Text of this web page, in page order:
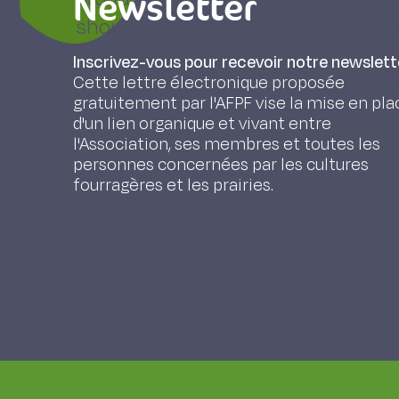
should be possible in view of the
intensified meat production per
concerns the animals.These
rational grazing management, an
richer Winter feeding (maize silage
Guillet M. (1971). La production de boeufs
Inscrivez-vous pour recevoir notre
Cette lettre électronique proposée
gratuitement par l'AFPF vise la mise en
d'un lien organique et vivant entre
l'Association, ses membres et toutes les
personnes concernées par les cultures
fourragères et les prairies.